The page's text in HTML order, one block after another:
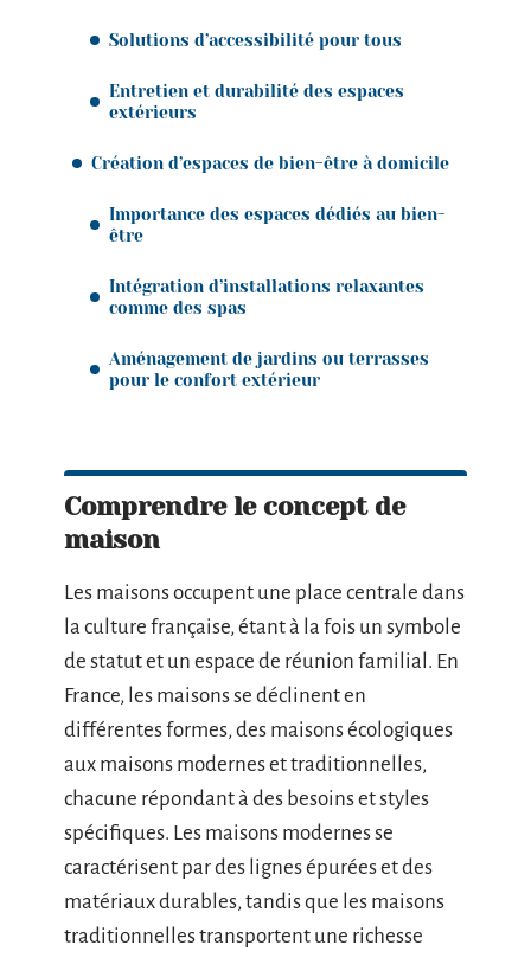
Solutions d’accessibilité pour tous
Entretien et durabilité des espaces
extérieurs
Création d’espaces de bien-être à domicile
Importance des espaces dédiés au bien-
être
Intégration d’installations relaxantes
comme des spas
Aménagement de jardins ou terrasses
pour le confort extérieur
Comprendre le concept de
maison
Les maisons occupent une place centrale dans
la culture française, étant à la fois un symbole
de statut et un espace de réunion familial. En
France, les maisons se déclinent en
différentes formes, des maisons écologiques
aux maisons modernes et traditionnelles,
chacune répondant à des besoins et styles
spécifiques. Les maisons modernes se
caractérisent par des lignes épurées et des
matériaux durables, tandis que les maisons
traditionnelles transportent une richesse